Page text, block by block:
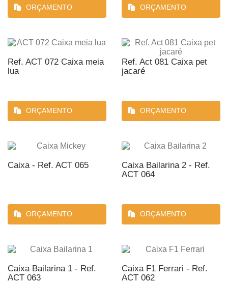
ORÇAMENTO ORÇAMENTO
Ref. ACT 072 Caixa meia
lua
ORÇAMENTO
Ref. Act 081 Caixa pet
jacaré
ORÇAMENTO
Caixa - Ref. ACT 065
ORÇAMENTO
Caixa Bailarina 2 - Ref.
ACT 064
ORÇAMENTO
Caixa Bailarina 1 - Ref.
ACT 063
Caixa F1 Ferrari - Ref.
ACT 062